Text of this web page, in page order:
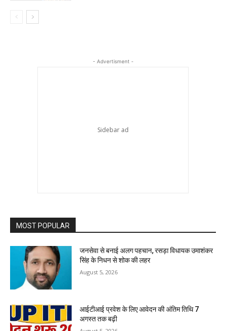
- Advertisment -
MOST POPULAR
जनसेवा से बनाई अलग पहचान, रसड़ा विधायक उमाशंकर
सिंह के निधन से शोक की लहर
August 5, 2026
आईटीआई प्रवेश के लिए आवेदन की अंतिम तिथि 7
अगस्त तक बढ़ी